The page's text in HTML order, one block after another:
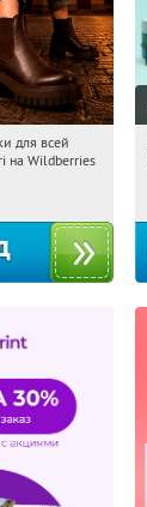
Получили:
для всей
на Wildberries